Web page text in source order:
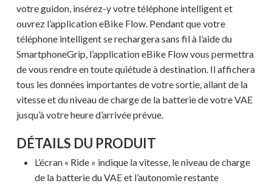
votre guidon, insérez-y votre téléphone intelligent et
ouvrez l’application eBike Flow. Pendant que votre
téléphone intelligent se rechargera sans fil à l’aide du
SmartphoneGrip, l’application eBike Flow vous permettra
de vous rendre en toute quiétude à destination. Il affichera
tous les données importantes de votre sortie, allant de la
vitesse et du niveau de charge de la batterie de votre VAE
jusqu’à votre heure d’arrivée prévue.
DÉTAILS DU PRODUIT
L’écran « Ride » indique la vitesse, le niveau de charge
de la batterie du VAE et l’autonomie restante